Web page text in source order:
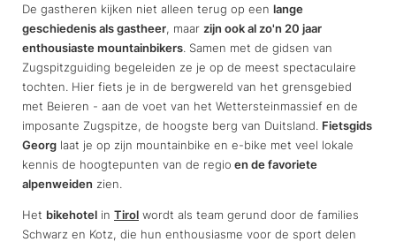
De gastheren kijken niet alleen terug op een lange
geschiedenis als gastheer, maar zijn ook al zo'n 20 jaar
enthousiaste mountainbikers. Samen met de gidsen van
Zugspitzguiding begeleiden ze je op de meest spectaculaire
tochten. Hier fiets je in de bergwereld van het grensgebied
met Beieren - aan de voet van het Wettersteinmassief en de
imposante Zugspitze, de hoogste berg van Duitsland. Fietsgids
Georg laat je op zijn mountainbike en e-bike met veel lokale
kennis de hoogtepunten van de regio en de favoriete
alpenweiden zien.
Het bikehotel in Tirol wordt als team gerund door de families
Schwarz en Kotz, die hun enthousiasme voor de sport delen